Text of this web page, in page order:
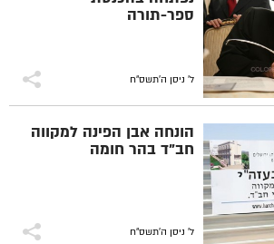
ספר-תורה
ל' ניסן ה׳תשס״ח
הונחה אבן הפינה למקווה
חב"ד בהר חומה
ל' ניסן ה׳תשס״ח